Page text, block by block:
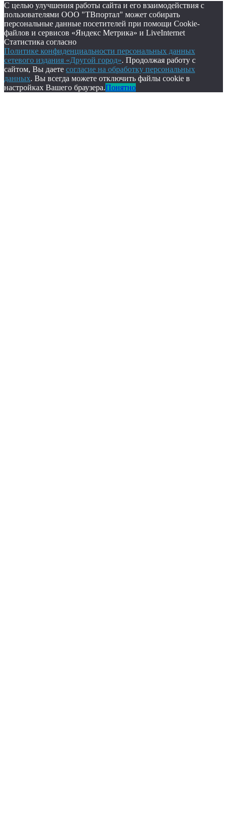
С целью улучшения работы сайта и его взаимодействия с
пользователями ООО "ТВпортал" может собирать
персональные данные посетителей при помощи Cookie-
файлов и сервисов «Яндекс Метрика» и LiveInternet
Статистика согласно
Политике конфиденциальности персональных данных
сетевого издания «Другой город». Продолжая работу с
сайтом, Вы даете согласие на обработку персональных
данных. Вы всегда можете отключить файлы cookie в
настройках Вашего браузера.Понятно